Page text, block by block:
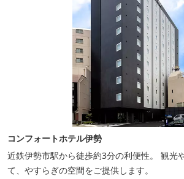
コンフォートホテル伊勢
近鉄伊勢市駅から徒歩約3分の利便性。 観光
て、やすらぎの空間をご提供します。